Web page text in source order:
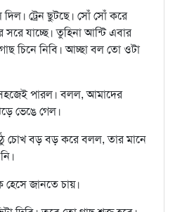
ট্রেন ছুটছে। সোঁ সোঁ করে
যাচ্ছে। তুহিনা আন্টি এবার
চিনে নিবি। আচ্ছা বল তো ওটা
পারল। বলল, আমাদের
ভেঙে গেল।
চোখ বড় বড় করে বলল, তার মানে
জানতে চায়।